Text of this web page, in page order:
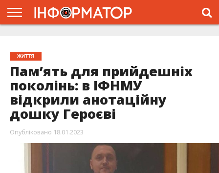
ЖИТТЯ
Пам’ять для прийдешніх
поколінь: в ІФНМУ
відкрили анотаційну
дошку Героєві
Опубліковано 18.01.2023